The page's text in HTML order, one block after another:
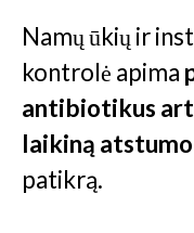
Namų ūkių ir
kontrolė apima
antibiotikus
laikiną
patikrą.